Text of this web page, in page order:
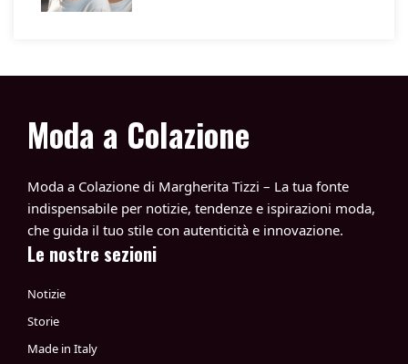
Moda a Colazione
Moda a Colazione di Margherita Tizzi – La tua fonte
indispensabile per notizie, tendenze e ispirazioni moda,
che guida il tuo stile con autenticità e innovazione.
Le nostre sezioni
Notizie
Storie
Made in Italy